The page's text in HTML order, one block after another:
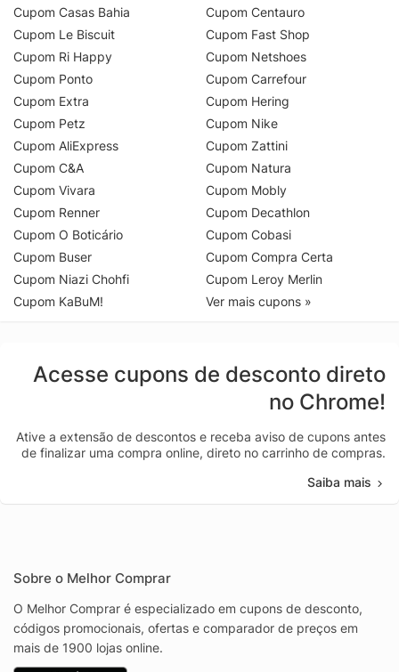
Cupom Casas Bahia
Cupom Le Biscuit
Cupom Ri Happy
Cupom Ponto
Cupom Extra
Cupom Petz
Cupom AliExpress
Cupom C&A
Cupom Vivara
Cupom Renner
Cupom O Boticário
Cupom Buser
Cupom Niazi Chohfi
Cupom KaBuM!
Cupom Centauro
Cupom Fast Shop
Cupom Netshoes
Cupom Carrefour
Cupom Hering
Cupom Nike
Cupom Zattini
Cupom Natura
Cupom Mobly
Cupom Decathlon
Cupom Cobasi
Cupom Compra Certa
Cupom Leroy Merlin
Ver mais cupons »
Acesse cupons de desconto direto
no Chrome!
Ative a extensão de descontos e receba aviso de cupons antes
de finalizar uma compra online, direto no carrinho de compras.
Saiba mais
Sobre o Melhor Comprar
O Melhor Comprar é especializado em cupons de desconto,
códigos promocionais, ofertas e comparador de preços em
mais de 1900 lojas online.